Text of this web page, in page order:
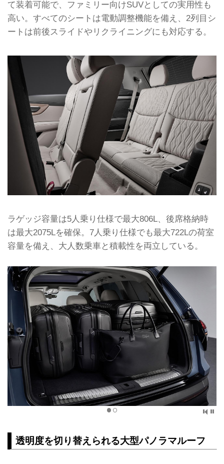
て装着可能で、ファミリー向けSUVとしての実用性も
高い。すべてのシートは電動調整機能を備え、2列目シ
ートは前後スライドやリクライニングにも対応する。
ラゲッジ容量は5人乗り仕様で最大806L、後席格納時
は最大2075Lを確保。7人乗り仕様でも最大722Lの荷室
容量を備え、大人数乗車と積載性を両立している。
透明度を切り替えられる大型パノラマルーフ